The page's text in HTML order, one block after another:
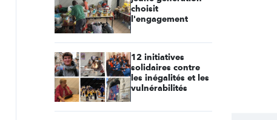
choisit
l'engagement
12 initiatives
solidaires contre
les inégalités et les
vulnérabilités